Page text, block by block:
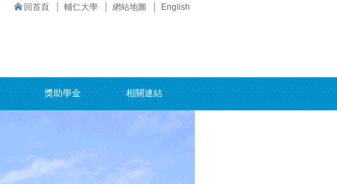
回首頁 輔仁大學 網站地圖 English
獎助學金 相關連結